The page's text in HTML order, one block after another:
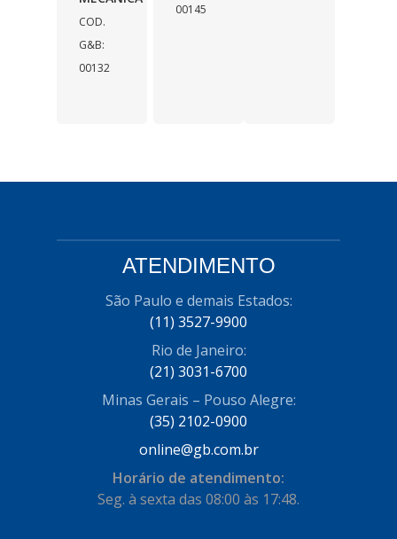
COD.
G&B:
00132
00145
ATENDIMENTO
São Paulo e demais Estados:
(11) 3527-9900
Rio de Janeiro:
(21) 3031-6700
Minas Gerais – Pouso Alegre:
(35) 2102-0900
online@gb.com.br
Horário de atendimento:
Seg. à sexta das 08:00 às 17:48.